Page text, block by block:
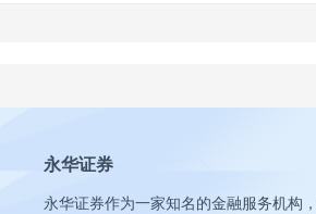
永华证券
永华证券作为一家知名的金融服务机构